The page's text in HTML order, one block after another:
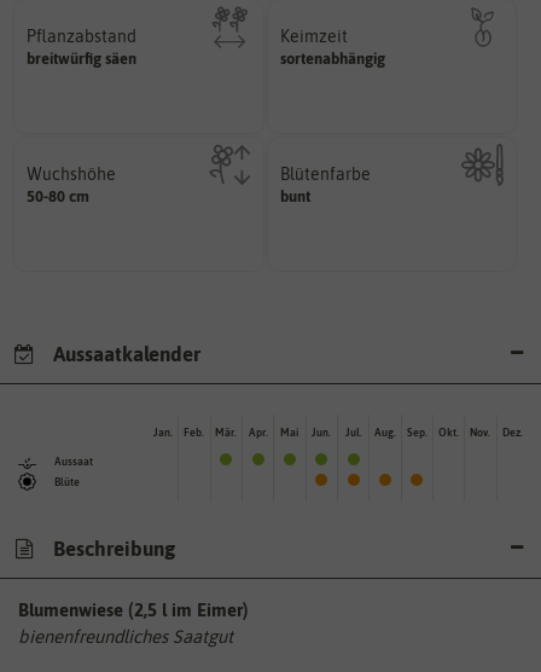
Keimzeit
sortenabhängig
unter Idealbedingungen das
erste Keimblattpaar zeigt?
Wuchshöhe
50-80 cm
kann unter Idealumständen
diese Größe erreichen.
Pflanzabstand
breitwürfig säen
Pflanzen voneinander haben?
Blütenfarbe
bunt
Kann auch mehrfarbig sein.
Aussaatkalender
Aussaat
Blüte
Jan. Feb. Mär. Apr. Mai Jun. Jul. Aug. Sep. Okt. Nov. Dez.
Beschreibung
Blumenwiese (2,5 l im Eimer)
bienenfreundliches Saatgut